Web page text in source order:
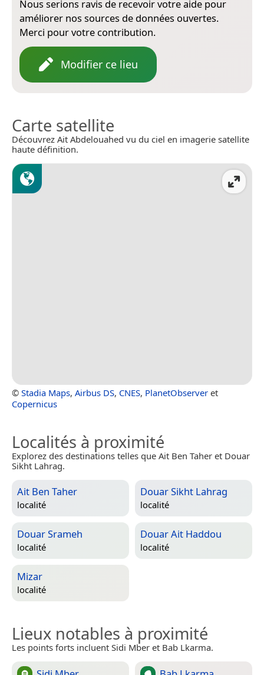
Nous serions ravis de recevoir votre aide pour
améliorer nos sources de données ouvertes.
Merci pour votre contribution.
Modifier ce lieu
Carte satellite
Découvrez Ait Abdelouahed vu du ciel en imagerie satellite
haute définition.
© Stadia Maps, Airbus DS, CNES, PlanetObserver et
Copernicus
Localités à proximité
Explorez des destinations telles que Ait Ben Taher et Douar
Sikht Lahrag.
Ait Ben Taher
localité
Douar Sikht Lahrag
localité
Douar Srameh
localité
Douar Ait Haddou
localité
Mizar
localité
Lieux notables à proximité
Les points forts incluent Sidi Mber et Bab Lkarma.